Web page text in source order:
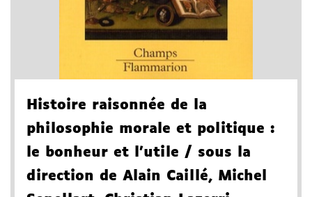
Histoire raisonnée de la
philosophie morale et politique :
le bonheur et l'utile / sous la
direction de Alain Caillé, Michel